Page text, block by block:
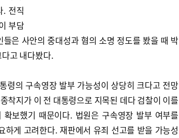
. 전직
부담
은 사안의 중대성과 혐의 소명 정도를 봤을 때 박
고 내다봤다.
령의 구속영장 발부 가능성이 상당히 크다고 전망
착지가 이 전 대통령으로 지목된 데다 검찰이 이를
보했기 때문이다. 법원은 구속영장 발부 여부를
하게 고려한다. 재판에서 유죄 선고를 받을 가능성